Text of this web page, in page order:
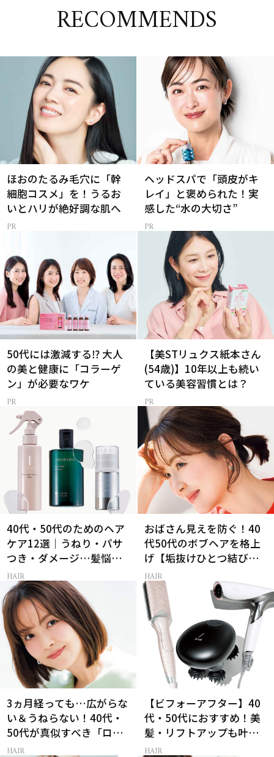
RECOMMENDS
ほおのたるみ毛穴に「幹
細胞コスメ」を！うるお
いとハリが絶好調な肌へ
ヘッドスパで「頭皮がキ
レイ」と褒められた！実
感した“水の大切さ”
50代には激減する⁉ 大人
の美と健康に「コラーゲ
ン」が必要なワケ
【美STリュクス紙本さん
(54歳)】10年以上も続い
ている美容習慣とは？
40代・50代のためのヘア
ケア12選｜うねり・パサ
つき・ダメージ…髪悩み
から選ぶベスコス受賞コ
スメ
HAIR
おばさん見えを防ぐ！40
代50代のボブヘアを格上
げ【垢抜けひとつ結び】
のルール
HAIR
3ヵ月経っても…広がらな
い＆うねらない！40代・
50代が真似すべき「ロー
レイヤーボブ」
HAIR
【ビフォーアフター】40
代・50代におすすめ！美
髪・リフトアップも叶う
最新ヘアケア家電3選
HAIR